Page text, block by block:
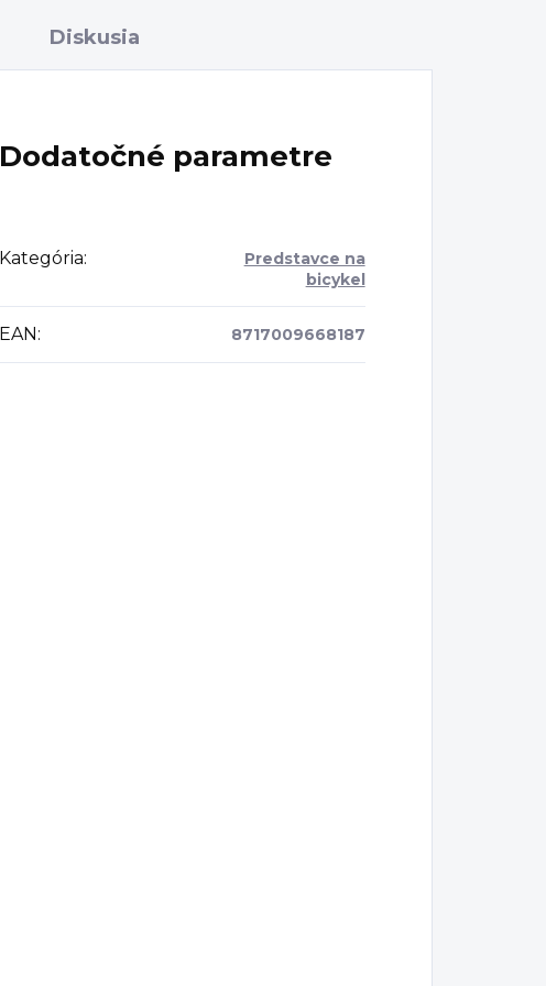
Diskusia
Dodatočné parametre
Kategória:
Predstavce na
bicykel
EAN : 8717009668187